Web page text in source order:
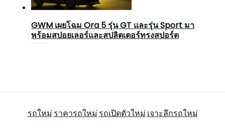
GWM เผยโฉม Ora 5 รุ่น GT และรุ่น Sport มา
พร้อมสปอยเลอร์และสปลิตเตอร์ทรงสปอร์ต
รถใหม่ ราคารถใหม่ รถเปิดตัวใหม่ เจาะลึกรถใหม่